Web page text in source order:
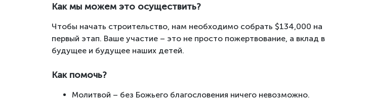
Как мы можем это осуществить?
Чтобы начать строительство, нам необходимо собрать $134,000 на
первый этап. Ваше участие – это не просто пожертвование, а вклад в
будущее и будущее наших детей.
Как помочь?
Молитвой – без Божьего благословения ничего невозможно.